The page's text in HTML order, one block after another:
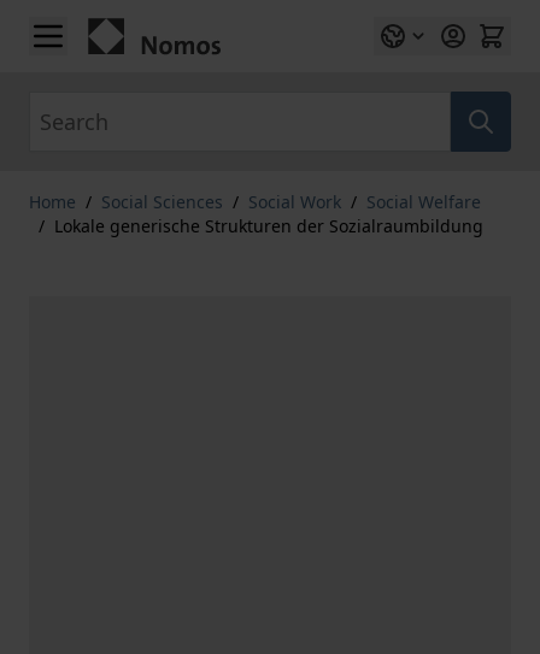
Skip to Content
Home / Social Sciences / Social Work / Social Welfare
/ Lokale generische Strukturen der Sozialraumbildung